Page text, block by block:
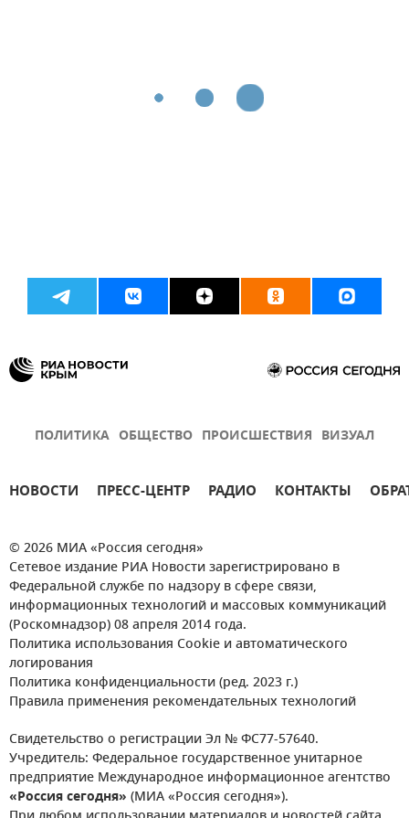
ПОЛИТИКА ОБЩЕСТВО ПРОИСШЕСТВИЯ ВИЗУАЛ
НОВОСТИ ПРЕСС-ЦЕНТР РАДИО КОНТАКТЫ
© 2026 МИА «Россия сегодня»
Сетевое издание РИА Новости зарегистрировано в
Федеральной службе по надзору в сфере связи,
информационных технологий и массовых коммуникаций
(Роскомнадзор) 08 апреля 2014 года.
Политика использования Cookie и автоматического
логирования
Политика конфиденциальности (ред. 2023 г.)
Правила применения рекомендательных технологий
Свидетельство о регистрации Эл № ФС77-57640.
Учредитель: Федеральное государственное унитарное
предприятие Международное информационное агентство
«Россия сегодня» (МИА «Россия сегодня»).